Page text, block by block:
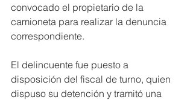
convocado el propietario de la
camioneta para realizar la denuncia
correspondiente.
El delincuente fue puesto a
disposición del fiscal de turno, quien
dispuso su detención y tramitó una